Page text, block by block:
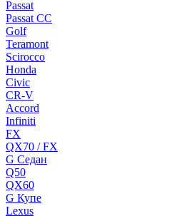
Passat
Passat CC
Golf
Teramont
Scirocco
Honda
Civic
CR-V
Accord
Infiniti
FX
QX70 / FX
G Cедан
Q50
QX60
G Купе
Lexus